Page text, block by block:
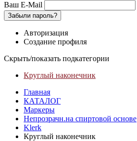
Ваш E-Mail
Забыли пароль?
Авторизация
Создание профиля
Скрыть/показать подкатегории
Круглый наконечник
Главная
КАТАЛОГ
Маркеры
Непрозрачн.на спиртовой основе
Klerk
Круглый наконечник